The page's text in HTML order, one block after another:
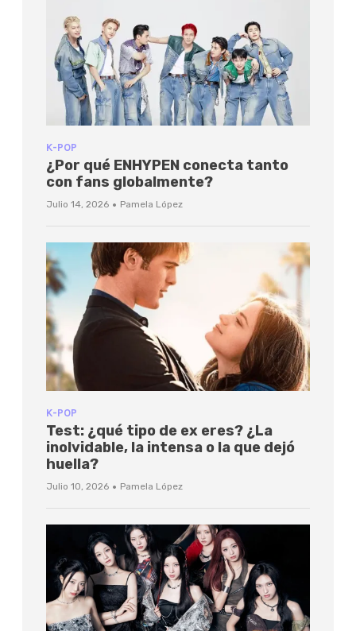
K-POP
¿Por qué ENHYPEN conecta tanto
con fans globalmente?
Julio 14, 2026 · Pamela López
K-POP
Test: ¿qué tipo de ex eres? ¿La
inolvidable, la intensa o la que dejó
huella?
Julio 10, 2026 · Pamela López